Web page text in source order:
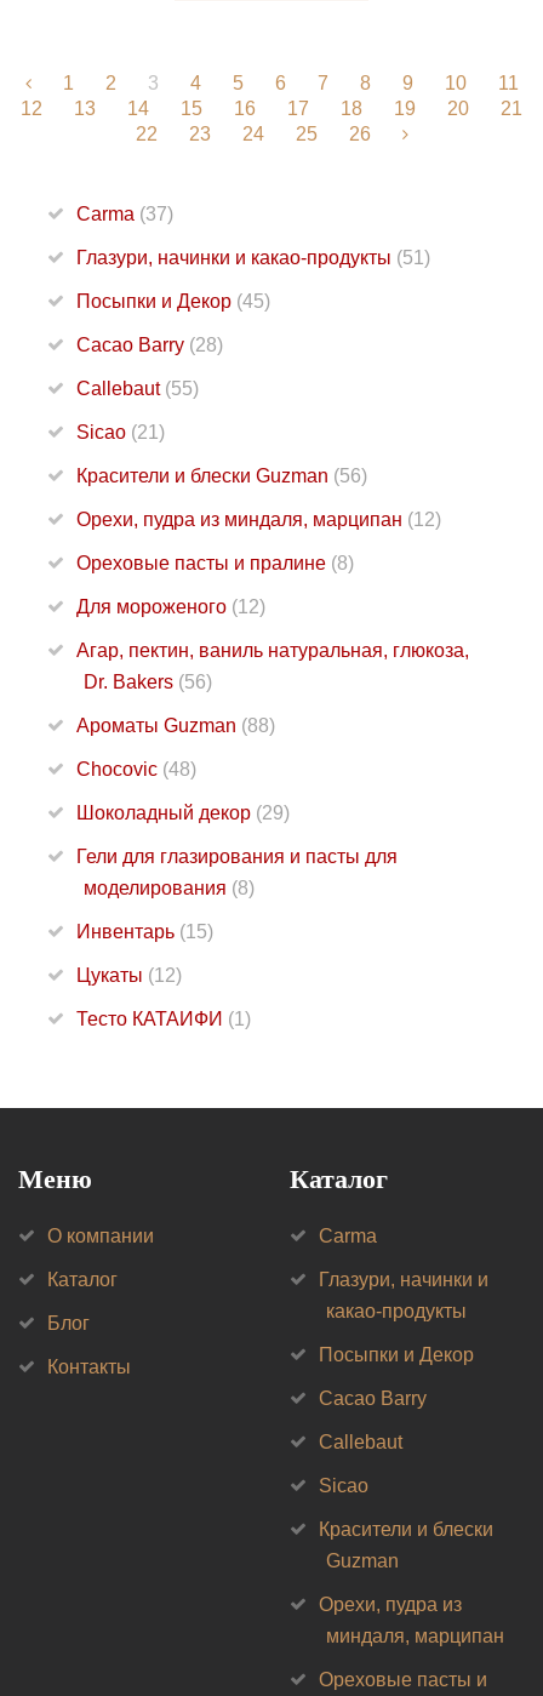
1 2 3 4 5 6 7 8 9 10
11
12
13 14 15 16 17 18 19 20
21
22
23 24 25 26
Carma (37)
Глазури, начинки и какао-продукты (51)
Посыпки и Декор (45)
Cacao Barry (28)
Callebaut (55)
Sicao (21)
Красители и блески Guzman (56)
Орехи, пудра из миндаля, марципан (12)
Ореховые пасты и пралине (8)
Для мороженого (12)
Агар, пектин, ваниль натуральная, глюкоза,
Dr. Bakers (56)
Ароматы Guzman (88)
Chocovic (48)
Шоколадный декор (29)
Гели для глазирования и пасты для
моделирования (8)
Инвентарь (15)
Цукаты (12)
Тесто КАТАИФИ (1)
Меню
О компании
Каталог
Блог
Контакты
Каталог
Carma
Глазури, начинки и
какао-продукты
Посыпки и Декор
Cacao Barry
Callebaut
Sicao
Красители и блески
Guzman
Орехи, пудра из
миндаля, марципан
Ореховые пасты и